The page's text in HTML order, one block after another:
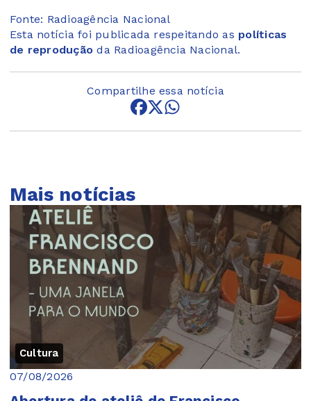
Fonte: Radioagência Nacional
Esta notícia foi publicada respeitando as políticas
de reprodução da Radioagência Nacional.
Compartilhe essa notícia
Mais notícias
Cultura
07/08/2026